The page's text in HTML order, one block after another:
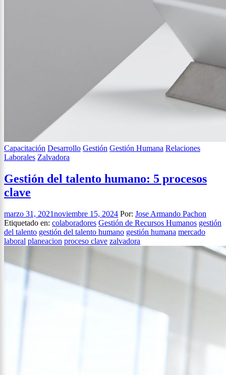
Capacitación Desarrollo Gestión Gestión Humana Relaciones
Laborales Zalvadora
Gestión del talento humano: 5 procesos
clave
marzo 31, 2021noviembre 15, 2024 Por: Jose Armando Pachon
Etiquetado en: colaboradores Gestión de Recursos Humanos gestión
del talento gestión del talento humano gestión humana mercado
laboral planeacion proceso clave zalvadora